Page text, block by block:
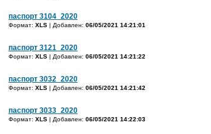
паспорт 3104_2020
Формат: XLS | Добавлен: 06/05/2021 14:21:01
паспорт 3121_2020
Формат: XLS | Добавлен: 06/05/2021 14:21:22
паспорт 3032_2020
Формат: XLS | Добавлен: 06/05/2021 14:21:42
паспорт 3033_2020
Формат: XLS | Добавлен: 06/05/2021 14:22:03